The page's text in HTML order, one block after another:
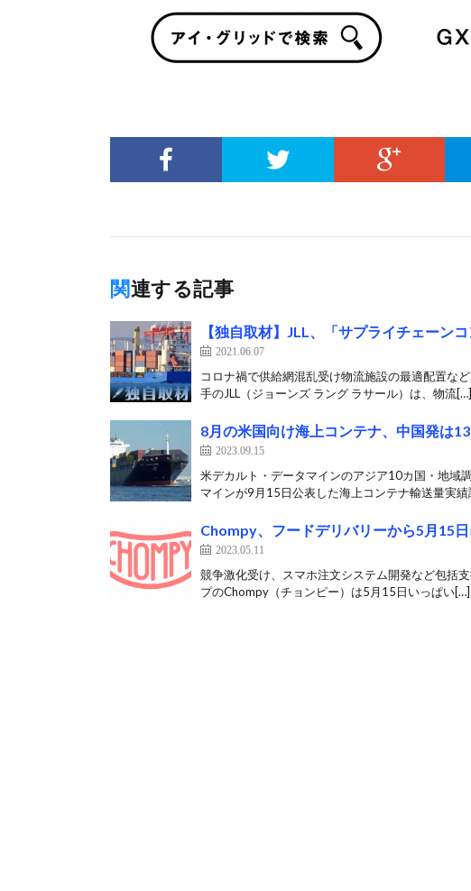
関連する記事
【独自取材】JLL、「サプライチェーン
2021.06.07
コロナ禍で供給網混乱受け物流施設の最適配置な
手のJLL（ジョーンズ ラング ラサール）は、物流[…]
8月の米国向け海上コンテナ、中国発は
2023.09.15
米デカルト・データマインのアジア10カ国・地域
マインが9月15日公表した海上コンテナ輸送量実
Chompy、フードデリバリーから5月15
2023.05.11
競争激化受け、スマホ注文システム開発など包括
プのChompy（チョンピー）は5月15日いっぱい[…]